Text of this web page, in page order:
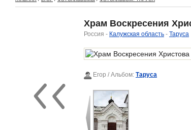
Храм Воскресения
Россия - Калужская область - Таруса
Егор / Альбом: Таруса